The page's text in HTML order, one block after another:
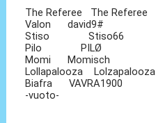
The Referee The Referee
Valon david9#
Stiso Stiso66
Pilo PILØ
Momi Momisch
Lollapalooza Lolzapalooza
Biafra VAVRA1900
-vuoto-